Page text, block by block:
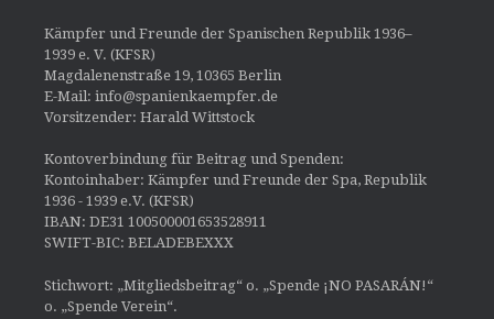
Kämpfer und Freunde der Spanischen Republik 1936–
1939 e. V. (KFSR)
Magdalenenstraße 19, 10365 Berlin
E-Mail: info@spanienkaempfer.de
Vorsitzender: Harald Wittstock
Kontoverbindung für Beitrag und Spenden:
Kontoinhaber: Kämpfer und Freunde der Spa, Republik
1936 - 1939 e.V. (KFSR)
IBAN: DE31 100500001653528911
SWIFT-BIC: BELADEBEXXX
Stichwort: „Mitgliedsbeitrag“ o. „Spende ¡NO PASARÁN!“
o. „Spende Verein“.